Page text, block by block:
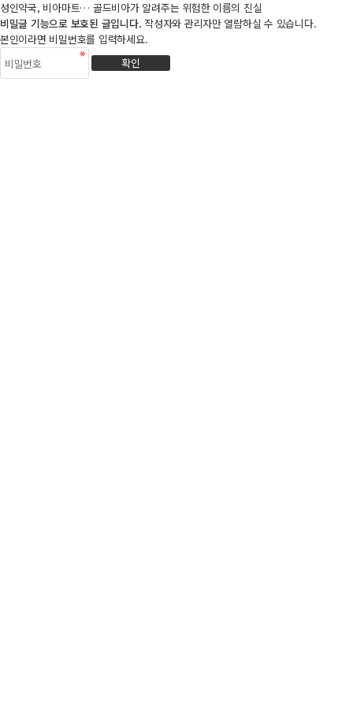
성인약국, 비아마트… 골드비아가 알려주는 위험한 이름의 진실
비밀글 기능으로 보호된 글입니다. 작성자와 관리자만 열람하실 수 있습니다.
본인이라면 비밀번호를 입력하세요.